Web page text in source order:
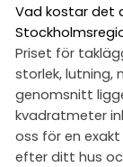
Vad kostar det
Priset för
storlek, lutning,
genomsnitt
kvadratmeter
oss för en
efter ditt hus